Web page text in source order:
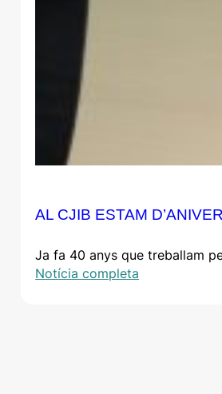
AL CJIB ESTAM
Ja fa 40 anys que treballam
Notícia completa